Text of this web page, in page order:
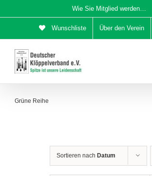
Inhalt
Wie Sie Mitglied werden…
Wunschliste Über den Verein
Grüne Reihe
Sortieren nach Datum